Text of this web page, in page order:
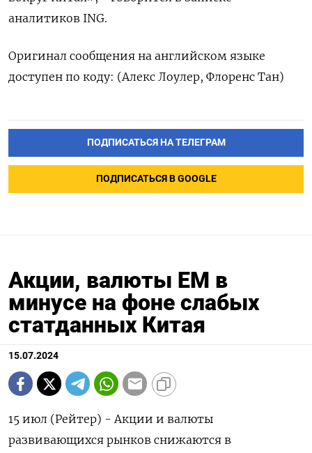
аналитиков ING.
Оригинал сообщения на английском языке
доступен по коду: (Алекс Лоулер, Флоренс Тан)
ПОДПИСАТЬСЯ НА ТЕЛЕГРАМ
ПОДПИСАТЬСЯ В GOOGLE
Акции, валюты ЕМ в
минусе на фоне слабых
статданных Китая
15.07.2024
15 июл (Рейтер) - Акции и валюты
развивающихся рынков снижаются в